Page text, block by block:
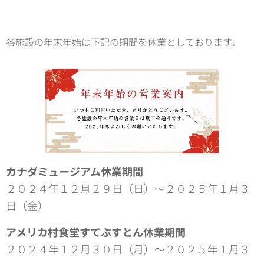
各施設の年末年始は下記の期間を休業としております。
カナダミュージアム休業期間
２０２４年１２月２９日（日）～２０２５年１月３
日（金）
アメリカ村食堂すてぶすとん休業期間
２０２４年１２月３０日（月）～２０２５年１月３